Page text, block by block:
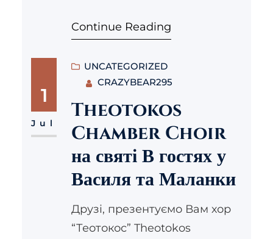
Працюючи, треба
пам’ятати слова Господа
Ісуса, що сам сказав: Більше
щастя – давати, ніж брати»
(Дії 20,35). Багато питають:
«Як можна бути
благодійником?» У
спілкуванні з різними
розвиваючи духовне життя,
Continue Reading
1
Jul
UNCATEGORIZED
CRAZYBEAR295
Theotokos
Chamber Choir
на святі В гостях у
Василя та Маланки
Друзі, презентуємо Вам хор
“Теотокос” Theotokos